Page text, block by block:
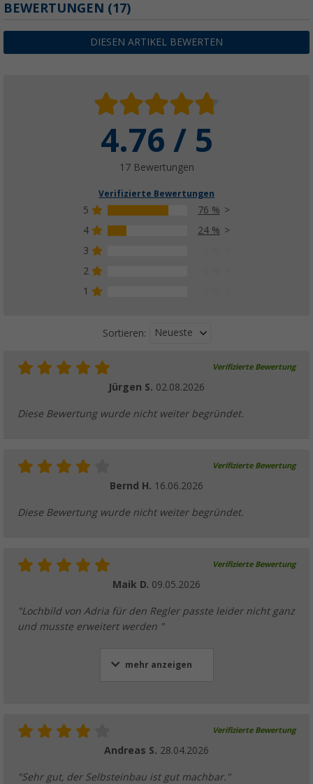
BEWERTUNGEN (17)
DIESEN ARTIKEL BEWERTEN
4.76 / 5
17 Bewertungen
Verifizierte Bewertungen
5
76 %
4
24 %
3
2
1
Sortieren: Neueste
Verifizierte Bewertung
Jürgen S. 02.08.2026
Diese Bewertung wurde nicht weiter begründet.
Verifizierte Bewertung
Bernd H. 16.06.2026
Diese Bewertung wurde nicht weiter begründet.
Verifizierte Bewertung
Maik D. 09.05.2026
"Lochbild von Adria für den Regler passte leider nicht ganz
und musste erweitert werden "
mehr anzeigen
Verifizierte Bewertung
Andreas S. 28.04.2026
"Sehr gut, der Selbsteinbau ist gut machbar."